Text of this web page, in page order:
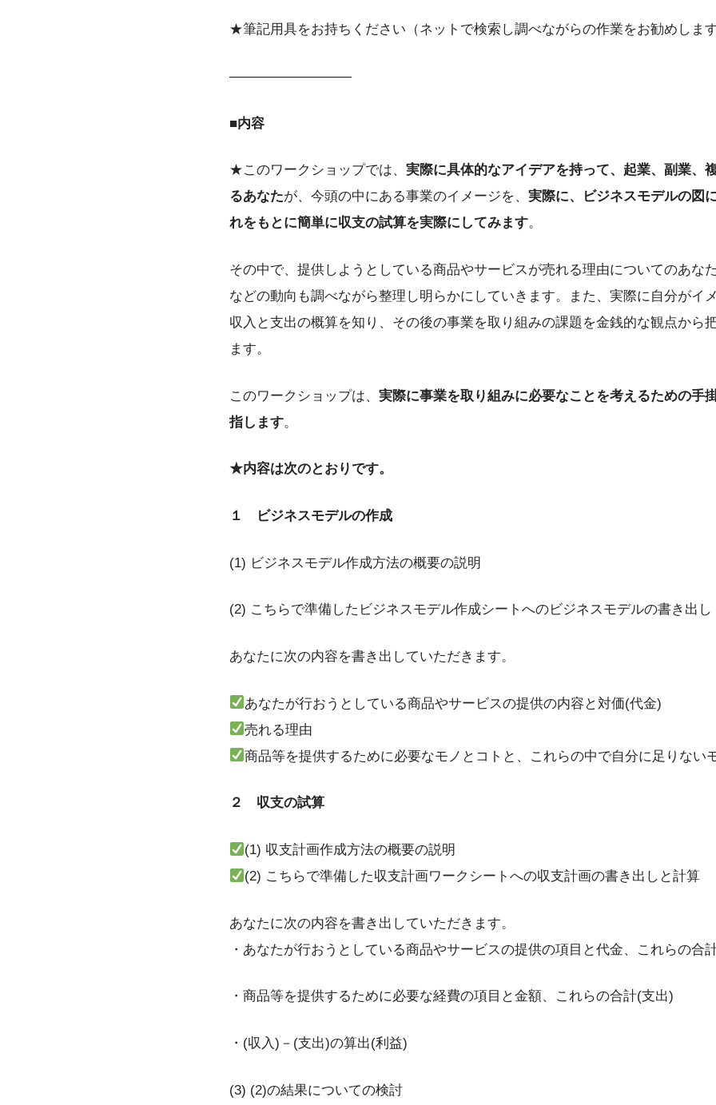
★筆記用具をお持ちください（ネットで検索し調べながらの作業をお勧めしま
―――――――――
■内容
★このワークショップでは、 実際に具体的なアイデアを持って、起業、副業、
るあなたが、今頭の中にある事業のイメージを、 実際に、ビジネスモデルの図
れをもとに簡単に収支の試算を実際にしてみます。
その中で、提供しようとしている商品やサービスが売れる理由についてのあな
などの動向も調べながら整理し明らかにしていきます。また、実際に自分がイ
収入と支出の概算を知り、その後の事業を取り組みの課題を金銭的な観点から
ます。
このワークショップは、 実際に事業を取り組みに必要なことを考えるための手
指します。
★内容は次のとおりです。
１ ビジネスモデルの作成
(1) ビジネスモデル作成方法の概要の説明
(2) こちらで準備したビジネスモデル作成シートへのビジネスモデルの書き出し
あなたに次の内容を書き出していただきます。
あなたが行おうとしている商品やサービスの提供の内容と対価(代金)
売れる理由
商品等を提供するために必要なモノとコトと、これらの中で自分に足りない
２ 収支の試算
(1) 収支計画作成方法の概要の説明
(2) こちらで準備した収支計画ワークシートへの収支計画の書き出しと計算
あなたに次の内容を書き出していただきます。
・あなたが行おうとしている商品やサービスの提供の項目と代金、これらの合
・商品等を提供するために必要な経費の項目と金額、これらの合計(支出)
・(収入)－(支出)の算出(利益)
(3) (2)の結果についての検討